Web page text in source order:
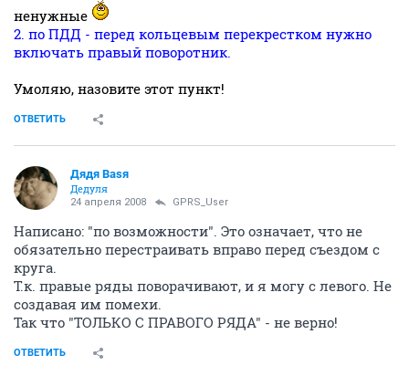
ненужные
2. по ПДД - перед кольцевым перекрестком нужно
включать правый поворотник.
Умоляю, назовите этот пункт!
ОТВЕТИТЬ
Дядя Ваsя
Дедуля
24 апреля 2008 GPRS_User
Написано: "по возможности". Это означает, что не
обязательно перестраивать вправо перед съездом с
круга.
Т.к. правые ряды поворачивают, и я могу с левого. Не
создавая им помехи.
Так что "ТОЛЬКО С ПРАВОГО РЯДА" - не верно!
ОТВЕТИТЬ